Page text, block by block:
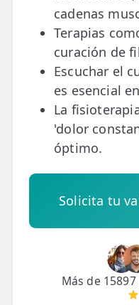
cadenas
Terapias
curación de
Escuchar el
es esencial
La
'dolor
óptimo.
Solicita tu
Más de